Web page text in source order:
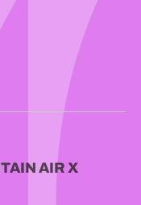
AIR X